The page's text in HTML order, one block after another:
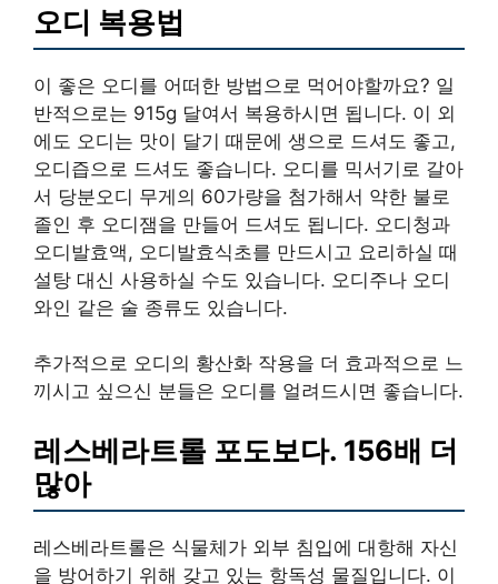
오디 복용법
이 좋은 오디를 어떠한 방법으로 먹어야할까요? 일
반적으로는 915g 달여서 복용하시면 됩니다. 이 외
에도 오디는 맛이 달기 때문에 생으로 드셔도 좋고,
오디즙으로 드셔도 좋습니다. 오디를 믹서기로 갈아
서 당분오디 무게의 60가량을 첨가해서 약한 불로
졸인 후 오디잼을 만들어 드셔도 됩니다. 오디청과
오디발효액, 오디발효식초를 만드시고 요리하실 때
설탕 대신 사용하실 수도 있습니다. 오디주나 오디
와인 같은 술 종류도 있습니다.
추가적으로 오디의 황산화 작용을 더 효과적으로 느
끼시고 싶으신 분들은 오디를 얼려드시면 좋습니다.
레스베라트롤 포도보다. 156배 더
많아
레스베라트롤은 식물체가 외부 침입에 대항해 자신
을 방어하기 위해 갖고 있는 항독성 물질입니다. 이